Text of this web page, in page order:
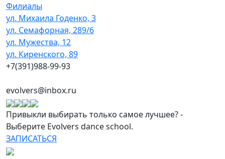
Филиалы
ул. Михаила Годенко, 3
ул. Семафорная, 289/6
ул. Мужества, 12
ул. Киренского, 89
+7(391)988-99-93
evolvers@inbox.ru
Привыкли выбирать только самое лучшее? -
Выберите Evolvers dance school.
ЗАПИСАТЬСЯ